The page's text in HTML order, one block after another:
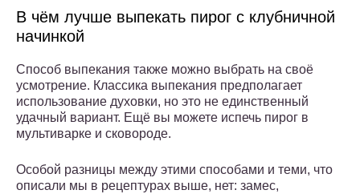
В чём лучше выпекать пирог с клубничной
начинкой
Способ выпекания также можно выбрать на своё
усмотрение. Классика выпекания предполагает
использование духовки, но это не единственный
удачный вариант. Ещё вы можете испечь пирог в
мультиварке и сковороде.
Особой разницы между этими способами и теми, что
описали мы в рецептурах выше, нет: замес,